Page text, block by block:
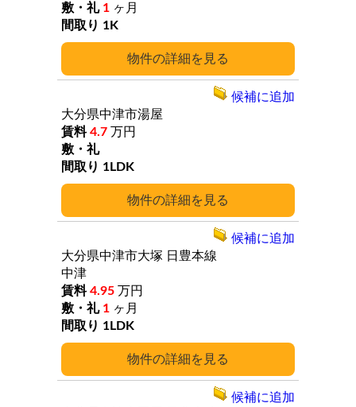
詳細
1 ヶ月
1K
詳細
大分県中津市湯屋
4.7 万円
1LDK
候補に追加
詳細
大分県中津市大塚 日豊本線
中津
4.95 万円
1 ヶ月
1LDK
候補に追加
候補に追加